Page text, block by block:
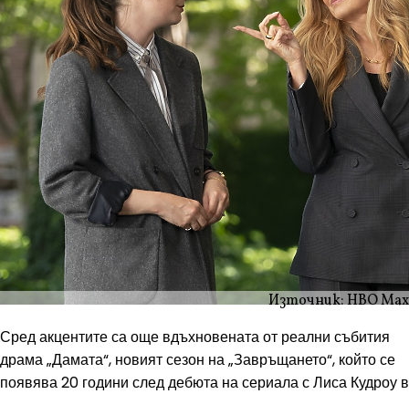
Източник: HBO Max
Сред акцентите са още вдъхновената от реални събития
драма „Дамата“, новият сезон на „Завръщането“, който се
появява 20 години след дебюта на сериала с Лиса Кудроу в